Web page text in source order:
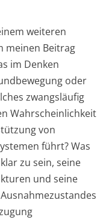
weiteren
meinen Beitrag
im Denken
oder
zwangsläufig
Wahrscheinlichkeit
von
führt? Was
zu sein, seine
und seine